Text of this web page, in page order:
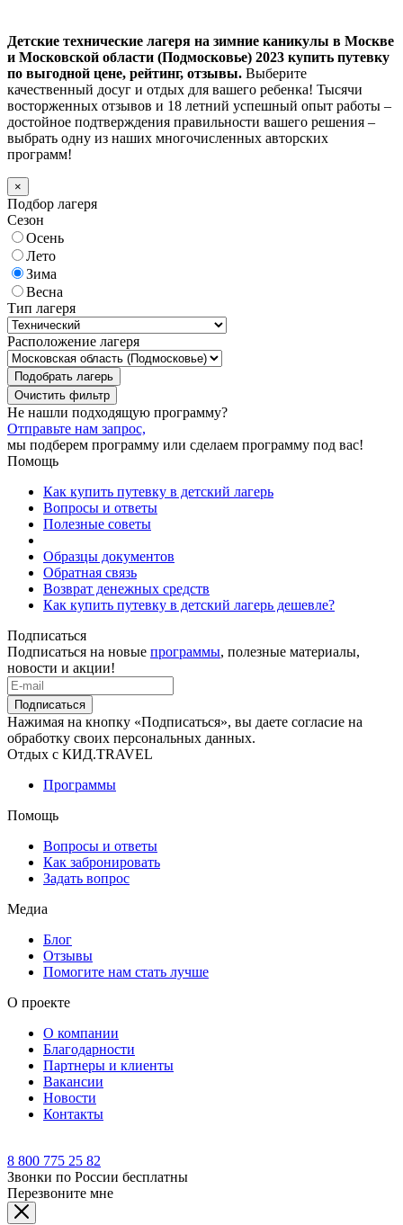
Детские технические лагеря на зимние каникулы в Москве
и Московской области (Подмосковье) 2023 купить путевку
по выгодной цене, рейтинг, отзывы. Выберите
качественный досуг и отдых для вашего ребенка! Тысячи
восторженных отзывов и 18 летний успешный опыт работы –
достойное подтверждения правильности вашего решения –
выбрать одну из наших многочисленных авторских
программ!
×
Подбор лагеря
Сезон
Осень
Лето
Зима
Весна
Тип лагеря
Расположение лагеря
Подобрать лагерь
Не нашли подходящую программу?
Отправьте нам запрос,
мы подберем программу или сделаем программу под вас!
Помощь
Как купить путевку в детский лагерь
Вопросы и ответы
Полезные советы
Образцы документов
Обратная связь
Возврат денежных средств
Как купить путевку в детский лагерь дешевле?
Подписаться
Подписаться на новые программы, полезные материалы,
новости и акции!
Подписаться
Нажимая на кнопку «Подписаться», вы даете согласие на
обработку своих персональных данных.
Отдых с КИД.TRAVEL
Программы
Помощь
Вопросы и ответы
Как забронировать
Задать вопрос
Медиа
Блог
Отзывы
Помогите нам стать лучше
О проекте
О компании
Благодарности
Партнеры и клиенты
Вакансии
Новости
Контакты
8 800 775 25 82
Звонки по России бесплатны
Перезвоните мне